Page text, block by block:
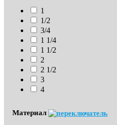
1
1/2
3/4
1 1/4
1 1/2
2
2 1/2
3
4
Материал